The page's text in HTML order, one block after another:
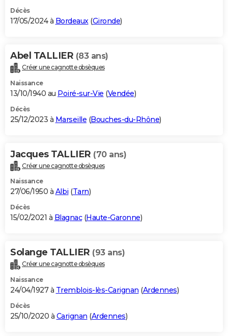
Décès
17/05/2024 à Bordeaux(Gironde)
Abel TALLIER (83 ans)
Créer une cagnotte obsèques
Naissance
13/10/1940 au Poiré-sur-Vie (Vendée)
Décès
25/12/2023 à Marseille (Bouches-du-Rhône)
Jacques TALLIER (70 ans)
Créer une cagnotte obsèques
Naissance
27/06/1950 à Albi (Tarn)
Décès
15/02/2021 à Blagnac(Haute-Garonne)
Solange TALLIER (93 ans)
Créer une cagnotte obsèques
Naissance
24/04/1927 à Tremblois-lès-Carignan (Ardennes)
Décès
25/10/2020 à Carignan (Ardennes)